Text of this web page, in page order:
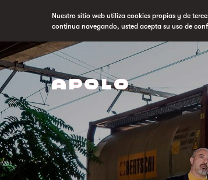
Nuestro sitio web utiliza cookies propias y de
continua navegando, usted acepta su uso de